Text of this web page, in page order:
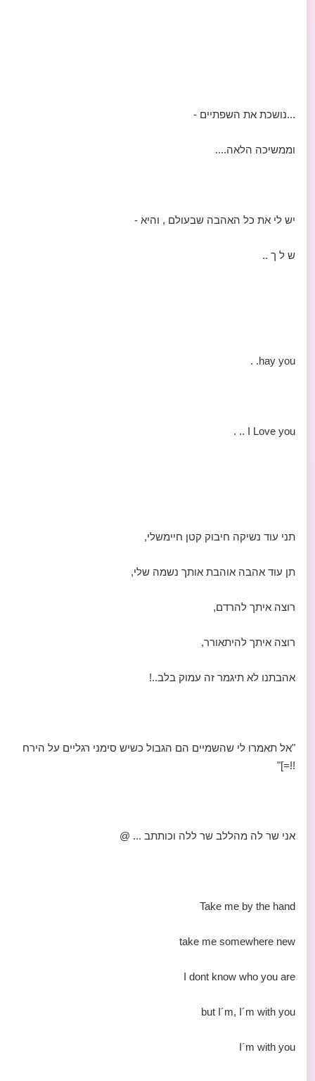
...נושכת את השפתיים -
וממשיכה הלאה....
יש לי את כל האהבה שבעולם , והיא -
ש ל ך ..
hay you. .
I Love you .. .
תני עוד נשיקה חיבוק קטן חיימשלי,
תן עוד אהבה אוהבת אותך נשמה שלי,
רוצה איתך להרדם,
רוצה איתך להיתאורר,
אהבתנו לא תיגמר זה עמוק בלב..!
"אל תאמרו לי שהשמיים הם הגבול כשיש סימני רגליים על הירח
!!=]"
אני שר לה מהללב שר ללה וכותתב ... @
Take me by the hand
take me somewhere new
I dont know who you are
but I´m, I´m with you
I´m with you